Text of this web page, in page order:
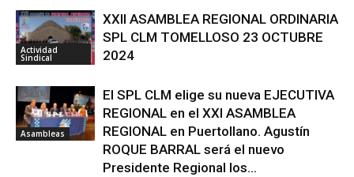
Actividad
Sindical
XXII ASAMBLEA REGIONAL ORDINARIA
SPL CLM TOMELLOSO 23 OCTUBRE
2024
Asambleas
El SPL CLM elige su nueva EJECUTIVA
REGIONAL en el XXI ASAMBLEA
REGIONAL en Puertollano. Agustín
ROQUE BARRAL será el nuevo
Presidente Regional los...